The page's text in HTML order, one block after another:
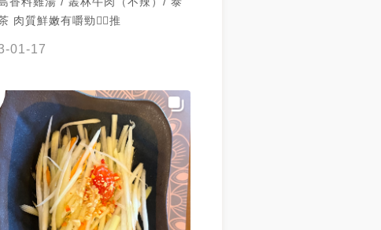
式奶茶 肉質鮮嫩有嚼勁👍🏻推
01-17